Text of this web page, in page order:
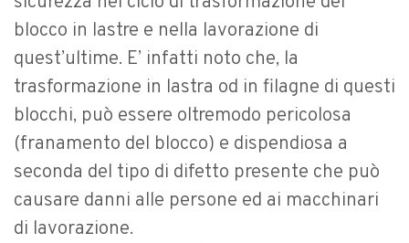
blocco in lastre e nella lavorazione di
quest’ultime. E’ infatti noto che, la
trasformazione in lastra od in filagne di questi
blocchi, può essere oltremodo pericolosa
(franamento del blocco) e dispendiosa a
seconda del tipo di difetto presente che può
causare danni alle persone ed ai macchinari
di lavorazione.